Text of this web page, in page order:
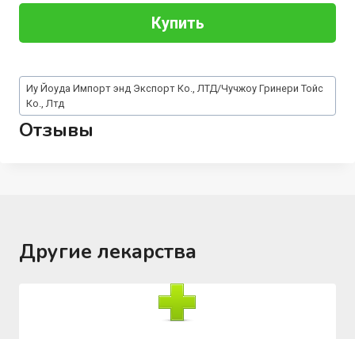
Купить
Метки
записи:
Иу Йоуда Импорт энд Экспорт Ко., ЛТД/Чучжоу Гринери Тойс
Ко., Лтд
Отзывы
Другие лекарства